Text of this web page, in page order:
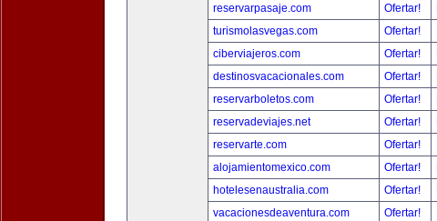
reservarpasaje.com
Ofertar!
turismolasvegas.com
Ofertar!
ciberviajeros.com
Ofertar!
destinosvacacionales.com
Ofertar!
reservarboletos.com
Ofertar!
reservadeviajes.net
Ofertar!
reservarte.com
Ofertar!
alojamientomexico.com
Ofertar!
hotelesenaustralia.com
Ofertar!
vacacionesdeaventura.com
Ofertar!